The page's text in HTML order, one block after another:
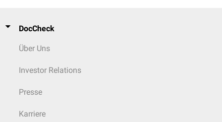
DocCheck
Über Uns
Investor Relations
Presse
Karriere